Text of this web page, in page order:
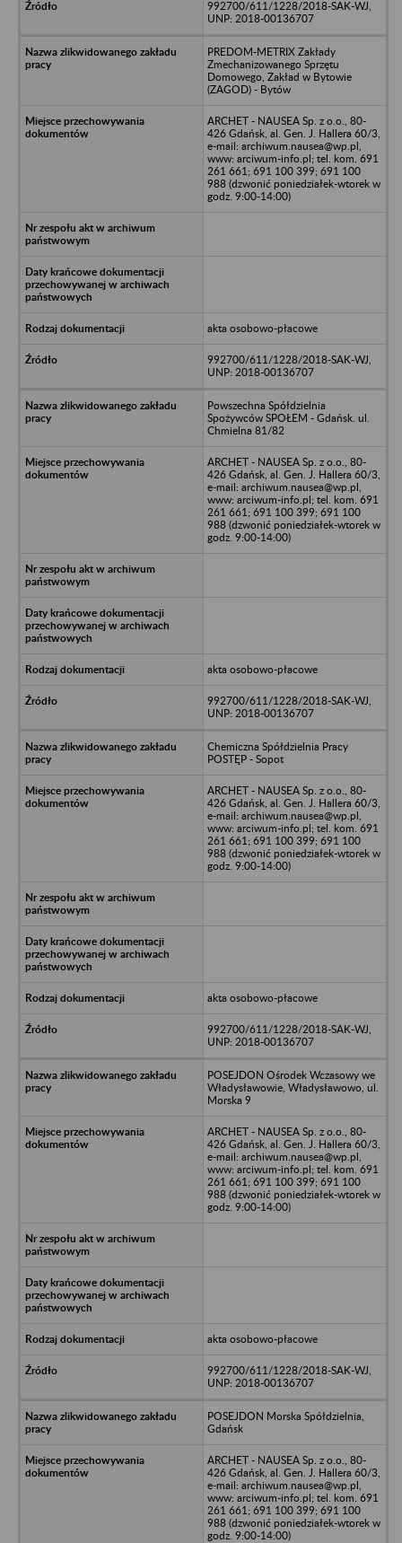
992700/611/1228/2018-SAK-WJ,
UNP: 2018-00136707
PREDOM-METRIX Zakłady
Zmechanizowanego Sprzętu
Domowego, Zakład w Bytowie
(ZAGOD) - Bytów
ARCHET - NAUSEA Sp. z o.o., 80-
426 Gdańsk, al. Gen. J. Hallera 60/3,
e-mail: archiwum.nausea@wp.pl,
www: arciwum-info.pl; tel. kom. 691
261 661; 691 100 399; 691 100
988 (dzwonić poniedziałek-wtorek w
godz. 9:00-14:00)
akta osobowo-płacowe
992700/611/1228/2018-SAK-WJ,
UNP: 2018-00136707
Powszechna Spółdzielnia
Spożywców SPOŁEM - Gdańsk. ul.
Chmielna 81/82
ARCHET - NAUSEA Sp. z o.o., 80-
426 Gdańsk, al. Gen. J. Hallera 60/3,
e-mail: archiwum.nausea@wp.pl,
www: arciwum-info.pl; tel. kom. 691
261 661; 691 100 399; 691 100
988 (dzwonić poniedziałek-wtorek w
godz. 9:00-14:00)
akta osobowo-płacowe
992700/611/1228/2018-SAK-WJ,
UNP: 2018-00136707
Chemiczna Spółdzielnia Pracy
POSTĘP - Sopot
ARCHET - NAUSEA Sp. z o.o., 80-
426 Gdańsk, al. Gen. J. Hallera 60/3,
e-mail: archiwum.nausea@wp.pl,
www: arciwum-info.pl; tel. kom. 691
261 661; 691 100 399; 691 100
988 (dzwonić poniedziałek-wtorek w
godz. 9:00-14:00)
akta osobowo-płacowe
992700/611/1228/2018-SAK-WJ,
UNP: 2018-00136707
POSEJDON Ośrodek Wczasowy we
Władysławowie, Władysławowo, ul.
Morska 9
ARCHET - NAUSEA Sp. z o.o., 80-
426 Gdańsk, al. Gen. J. Hallera 60/3,
e-mail: archiwum.nausea@wp.pl,
www: arciwum-info.pl; tel. kom. 691
261 661; 691 100 399; 691 100
988 (dzwonić poniedziałek-wtorek w
godz. 9:00-14:00)
akta osobowo-płacowe
992700/611/1228/2018-SAK-WJ,
UNP: 2018-00136707
POSEJDON Morska Spółdzielnia,
Gdańsk
ARCHET - NAUSEA Sp. z o.o., 80-
426 Gdańsk, al. Gen. J. Hallera 60/3,
e-mail: archiwum.nausea@wp.pl,
www: arciwum-info.pl; tel. kom. 691
261 661; 691 100 399; 691 100
988 (dzwonić poniedziałek-wtorek w
godz. 9:00-14:00)